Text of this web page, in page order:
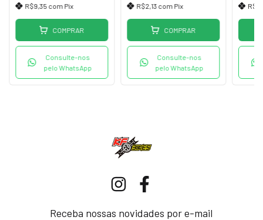
R$9,35 com Pix
COMPRAR
Consulte-nos
pelo WhatsApp
R$2,13 com Pix
COMPRAR
Consulte-nos
pelo WhatsApp
Receba nossas novidades por e-mail